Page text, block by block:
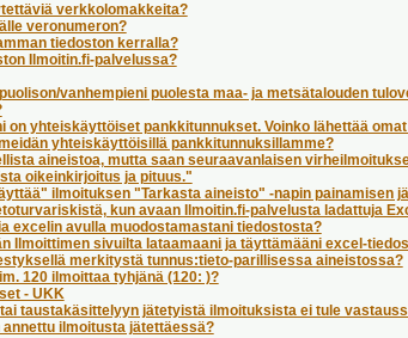
verkkolomakkeita?
veronumeron?
tiedoston kerralla?
Ilmoitin.fi-palvelussa?
vanhempieni puolesta maa- ja metsätalouden
on yhteiskäyttöiset pankkitunnukset. Voinko lähettää
yhteiskäyttöisillä pankkitunnuksillamme?
aineistoa, mutta saan seuraavanlaisen
oikeinkirjoitus ja pituus."
ilmoituksen "Tarkasta aineisto" -napin painamisen
kun avaan Ilmoitin.fi-palvelusta ladattuja
excelin avulla muodostamastani tiedostosta?
Ilmoittimen sivuilta lataamaani ja täyttämääni excel-
merkitystä tunnus:tieto-parillisessa aineistossa?
120 ilmoittaa tyhjänä (120: )?
- UKK
taustakäsittelyyn jätetyistä ilmoituksista ei tule
ilmoitusta jätettäessä?